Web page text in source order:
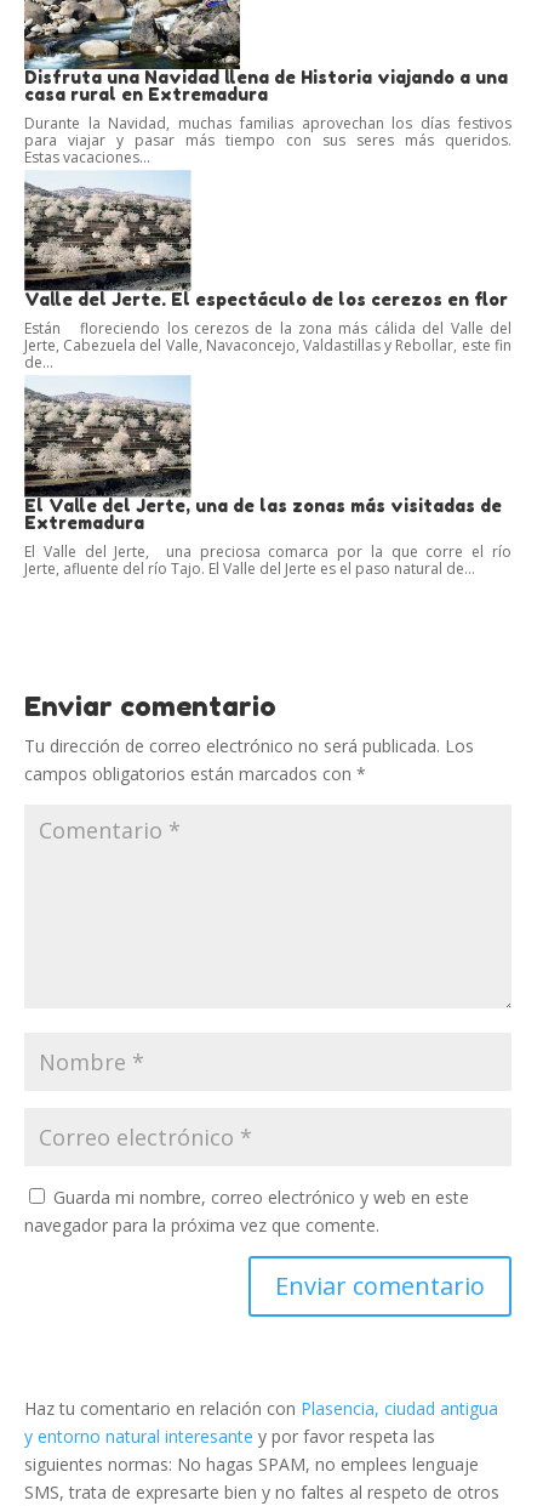
Disfruta una Navidad llena de Historia viajando a una
casa rural en Extremadura
Durante la Navidad, muchas familias aprovechan los días festivos
para viajar y pasar más tiempo con sus seres más queridos.
Estas vacaciones...
Valle del Jerte. El espectáculo de los cerezos en flor
Están floreciendo los cerezos de la zona más cálida del Valle del
Jerte, Cabezuela del Valle, Navaconcejo, Valdastillas y Rebollar, este fin
de...
El Valle del Jerte, una de las zonas más visitadas de
Extremadura
El Valle del Jerte, una preciosa comarca por la que corre el río
Jerte, afluente del río Tajo. El Valle del Jerte es el paso natural de...
Enviar comentario
Tu dirección de correo electrónico no será publicada. Los
campos obligatorios están marcados con *
Guarda mi nombre, correo electrónico y web en este
navegador para la próxima vez que comente.
Haz tu comentario en relación con Plasencia, ciudad antigua
y entorno natural interesante y por favor respeta las
siguientes normas: No hagas SPAM, no emplees lenguaje
SMS, trata de expresarte bien y no faltes al respeto de otros